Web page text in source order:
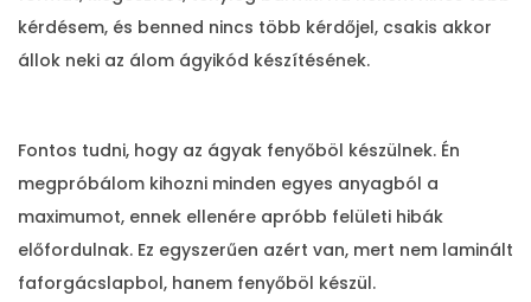
kérdésem, és benned nincs több kérdőjel, csakis akkor
állok neki az álom ágyikód készítésének.
Fontos tudni, hogy az ágyak fenyőböl készülnek. Én
megpróbálom kihozni minden egyes anyagból a
maximumot, ennek ellenére apróbb felületi hibák
előfordulnak. Ez egyszerűen azért van, mert nem laminált
faforgácslapbol, hanem fenyőböl készül.